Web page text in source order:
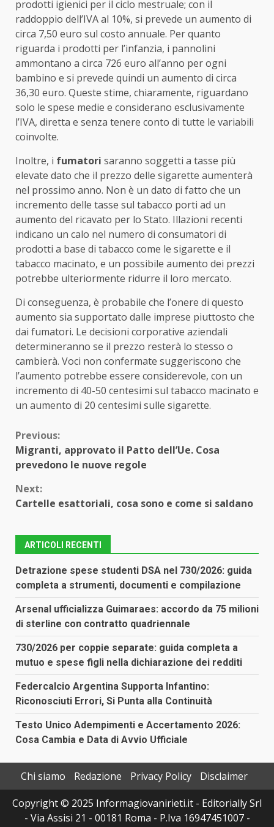
prodotti igienici per il ciclo mestruale; con il
raddoppio dell’IVA al 10%, si prevede un aumento di
circa 7,50 euro sul costo annuale. Per quanto
riguarda i prodotti per l’infanzia, i pannolini
ammontano a circa 726 euro all’anno per ogni
bambino e si prevede quindi un aumento di circa
36,30 euro. Queste stime, chiaramente, riguardano
solo le spese medie e considerano esclusivamente
l’IVA, diretta e senza tenere conto di tutte le variabili
coinvolte.
Inoltre, i fumatori saranno soggetti a tasse più
elevate dato che il prezzo delle sigarette aumenterà
nel prossimo anno. Non è un dato di fatto che un
incremento delle tasse sul tabacco porti ad un
aumento del ricavato per lo Stato. Illazioni recenti
indicano un calo nel numero di consumatori di
prodotti a base di tabacco come le sigarette e il
tabacco macinato, e un possibile aumento dei prezzi
potrebbe ulteriormente ridurre il loro mercato.
Di conseguenza, è probabile che l’onere di questo
aumento sia supportato dalle imprese piuttosto che
dai fumatori. Le decisioni corporative aziendali
determineranno se il prezzo resterà lo stesso o
cambierà. Voci non confermate suggeriscono che
l’aumento potrebbe essere considerevole, con un
incremento di 40-50 centesimi sul tabacco macinato e
un aumento di 20 centesimi sulle sigarette.
Continue
Reading
Previous:
Migranti, approvato il Patto dell’Ue. Cosa
prevedono le nuove regole
Next:
Cartelle esattoriali, cosa sono e come si saldano
ARTICOLI RECENTI
Detrazione spese studenti DSA nel 730/2026: guida
completa a strumenti, documenti e compilazione
Arsenal ufficializza Guimaraes: accordo da 75 milioni
di sterline con contratto quadriennale
730/2026 per coppie separate: guida completa a
mutuo e spese figli nella dichiarazione dei redditi
Federcalcio Argentina Supporta Infantino:
Riconosciuti Errori, Si Punta alla Continuità
Testo Unico Adempimenti e Accertamento 2026:
Cosa Cambia e Data di Avvio Ufficiale
Chi siamo Redazione Privacy Policy
Disclaimer
Copyright © 2025 Informagiovanirieti.it - Editorially Srl
- Via Assisi 21 - 00181 Roma - P.Iva 16947451007 -